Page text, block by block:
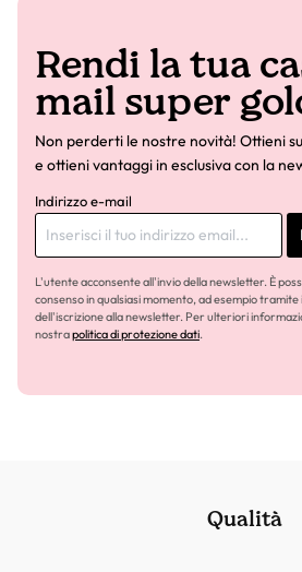
Rendi la tua
mail super
Non perderti le nostre novità! Ottieni
e ottieni vantaggi in esclusiva con la
Indirizzo e-mail
L'utente acconsente all'invio della newsletter. È
consenso in qualsiasi momento, ad esempio tramite
dell'iscrizione alla newsletter. Per ulteriori
nostrapolitica di protezione dati.
Qualità